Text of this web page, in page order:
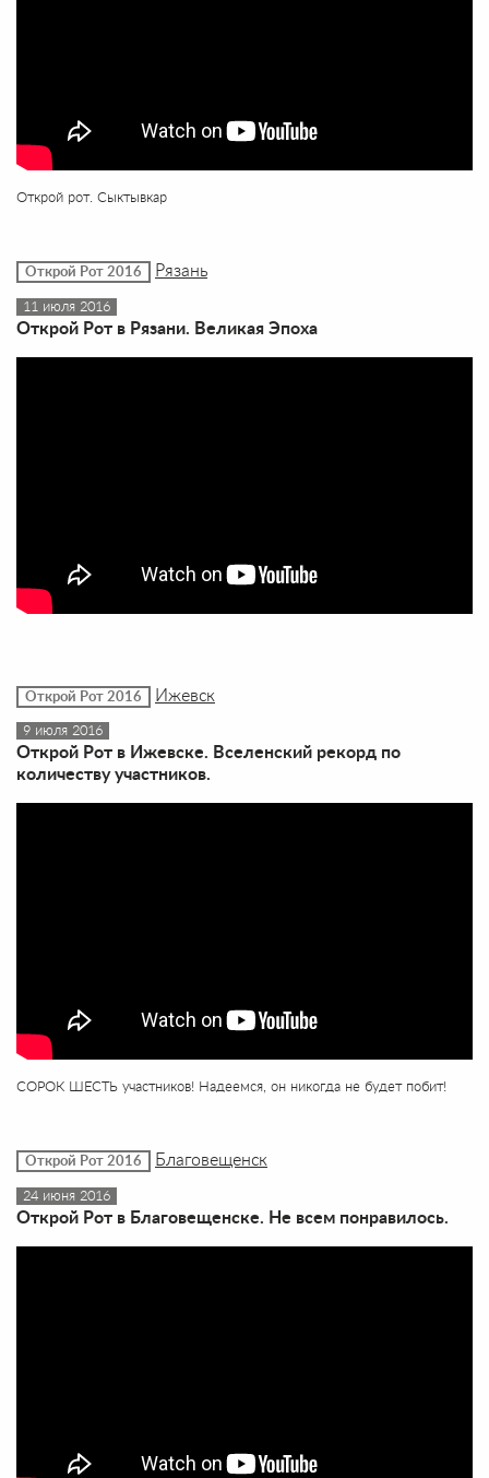
Открой рот. Сыктывкар
Открой Рот 2016 Рязань
11 июля 2016
Открой Рот в Рязани. Великая Эпоха
Открой Рот 2016 Ижевск
9 июля 2016
Открой Рот в Ижевске. Вселенский рекорд по
количеству участников.
СОРОК ШЕСТЬ участников! Надеемся, он никогда не будет побит!
Открой Рот 2016 Благовещенск
24 июня 2016
Открой Рот в Благовещенске. Не всем понравилось.